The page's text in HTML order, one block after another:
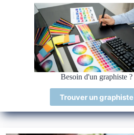
Besoin d'un graphiste ?
Trouver un graphiste